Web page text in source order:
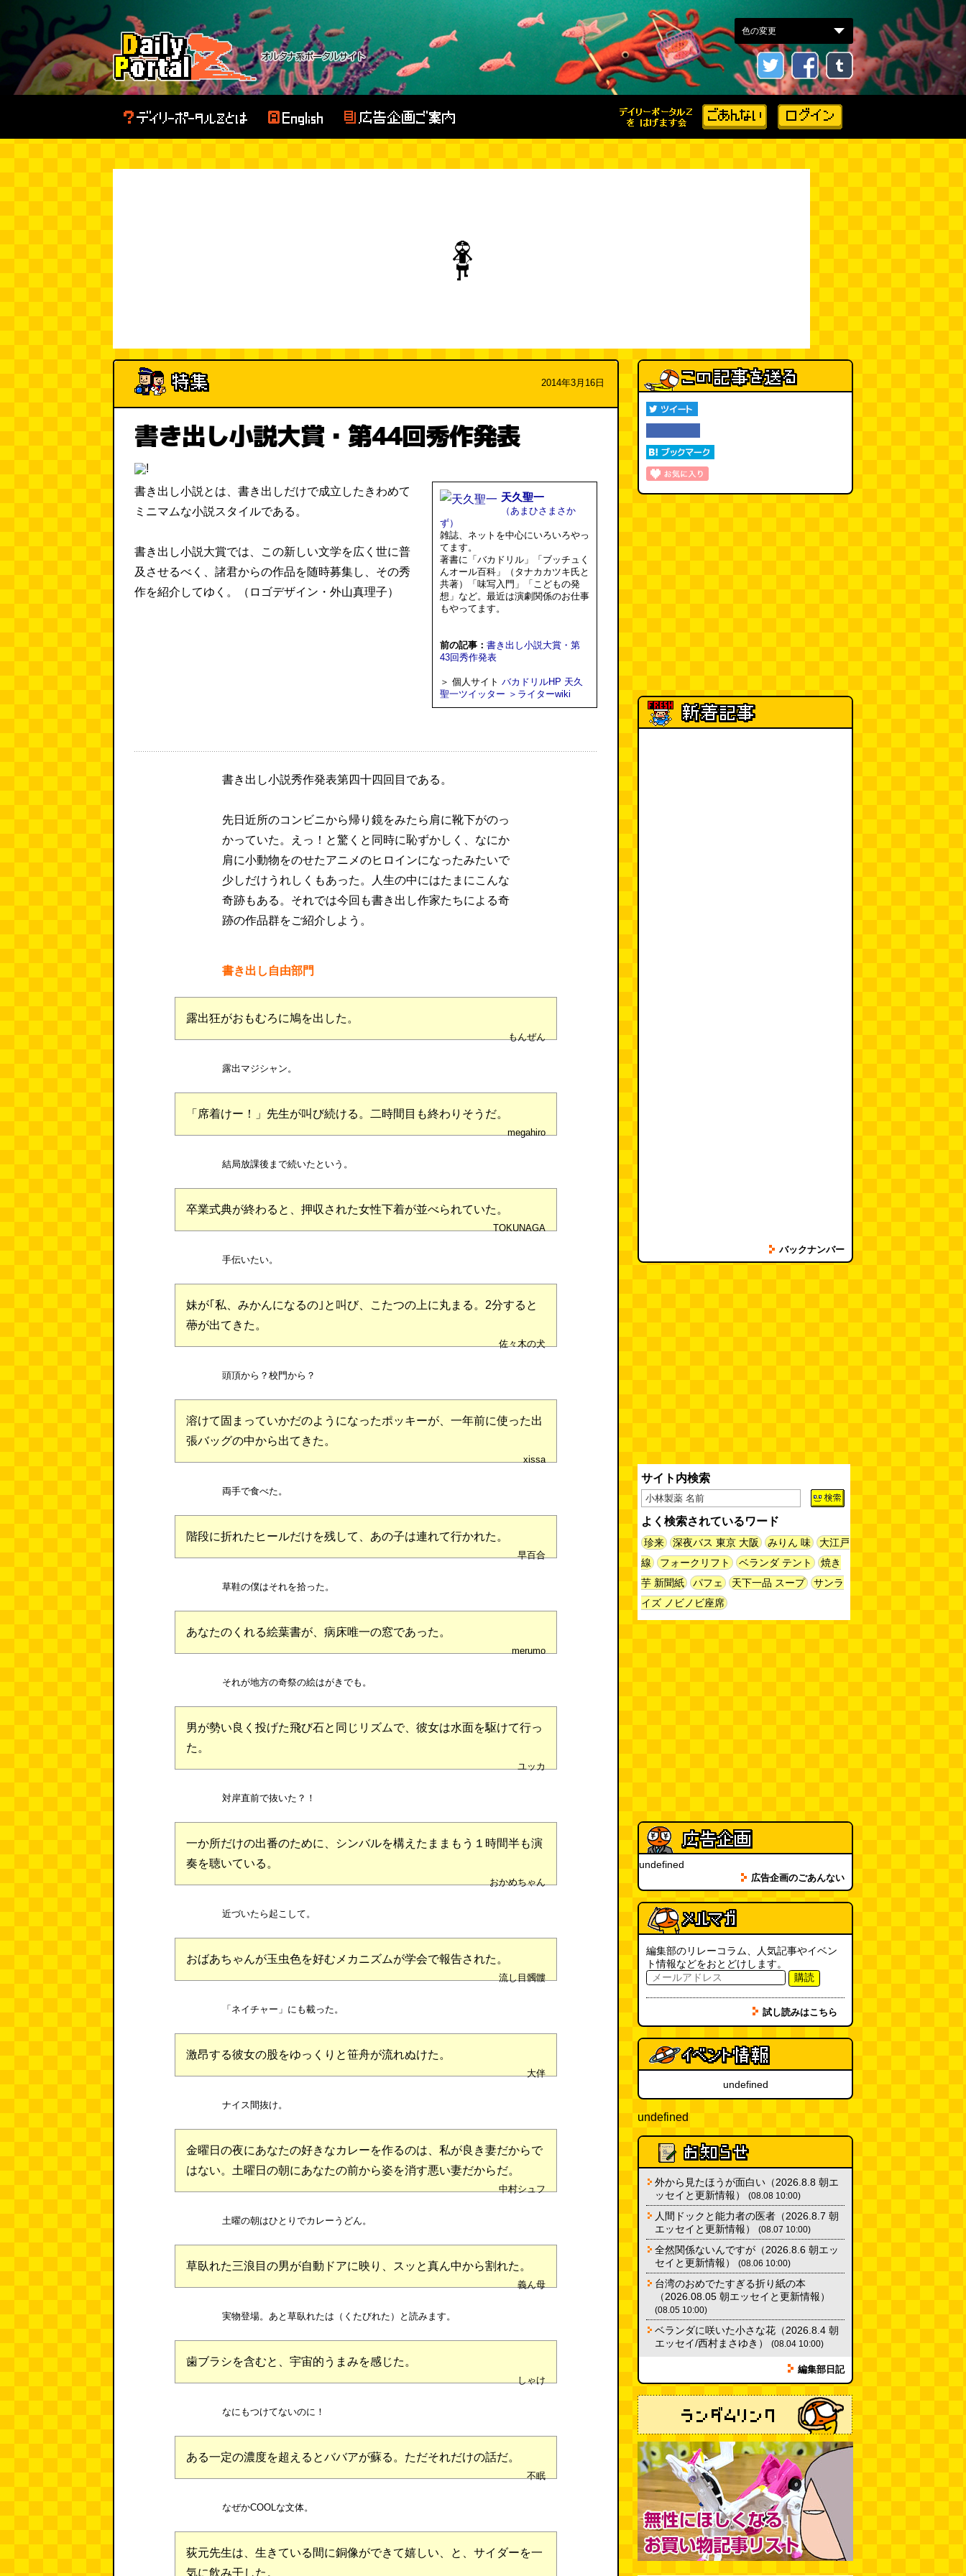
2014年3月16日
書き出し小説大賞・第44回秀作発表
書き出し小説とは、書き出しだけで成立したきわめて
ミニマムな小説スタイルである。
書き出し小説大賞では、この新しい文学を広く世に普
及させるべく、諸君からの作品を随時募集し、その秀
作を紹介してゆく。（ロゴデザイン・外山真理子）
天久聖一
（あまひさまさか
ず）
雑誌、ネットを中心にいろいろやっ
てます。
著書に「バカドリル」「ブッチュく
んオール百科」（タナカカツキ氏と
共著）「味写入門」「こどもの発
想」など。最近は演劇関係のお仕事
もやってます。
前の記事： 書き出し小説大賞・第
43回秀作発表
＞ 個人サイト バカドリルHP 天久
聖一ツイッター ＞ライターwiki
書き出し小説秀作発表第四十四回目である。
先日近所のコンビニから帰り鏡をみたら肩に靴下がのっ
かっていた。えっ！と驚くと同時に恥ずかしく、なにか
肩に小動物をのせたアニメのヒロインになったみたいで
少しだけうれしくもあった。人生の中にはたまにこんな
奇跡もある。それでは今回も書き出し作家たちによる奇
跡の作品群をご紹介しよう。
書き出し自由部門
露出狂がおもむろに鳩を出した。
もんぜん
露出マジシャン。
「席着けー！」先生が叫び続ける。二時間目も終わりそうだ。
megahiro
結局放課後まで続いたという。
卒業式典が終わると、押収された女性下着が並べられていた。
TOKUNAGA
手伝いたい。
妹が｢私、みかんになるの｣と叫び、こたつの上に丸まる。2分すると
蔕が出てきた。
佐々木の犬
頭頂から？校門から？
溶けて固まっていかだのようになったポッキーが、一年前に使った出
張バッグの中から出てきた。
xissa
両手で食べた。
階段に折れたヒールだけを残して、あの子は連れて行かれた。
早百合
草鞋の僕はそれを拾った。
あなたのくれる絵葉書が、病床唯一の窓であった。
merumo
それが地方の奇祭の絵はがきでも。
男が勢い良く投げた飛び石と同じリズムで、彼女は水面を駆けて行っ
た。
ユッカ
対岸直前で抜いた？！
一か所だけの出番のために、シンバルを構えたままもう１時間半も演
奏を聴いている。
おかめちゃん
近づいたら起こして。
おばあちゃんが玉虫色を好むメカニズムが学会で報告された。
流し目髑髏
「ネイチャー」にも載った。
激昂する彼女の股をゆっくりと笹舟が流れぬけた。
大伴
ナイス間抜け。
金曜日の夜にあなたの好きなカレーを作るのは、私が良き妻だからで
はない。土曜日の朝にあなたの前から姿を消す悪い妻だからだ。
中村シュフ
土曜の朝はひとりでカレーうどん。
草臥れた三浪目の男が自動ドアに映り、スッと真ん中から割れた。
義ん母
実物登場。あと草臥れたは（くたびれた）と読みます。
歯ブラシを含むと、宇宙的うまみを感じた。
しゃけ
なにもつけてないのに！
ある一定の濃度を超えるとババアが蘇る。ただそれだけの話だ。
不眠
なぜかCOOLな文体。
荻元先生は、生きている間に銅像ができて嬉しい、と、サイダーを一
気に飲み干した。
バックナンバー
サイト内検索
よく検索されているワード
珍来 深夜バス 東京 大阪 みりん 味
大江戸
線
フォークリフト ベランダ テント
焼き
芋 新聞紙
パフェ 天下一品 スープ
サンラ
イズ ノビノビ座席
undefined
広告企画のごあんない
編集部のリレーコラム、人気記事やイベン
ト情報などをおとどけします。
購読
試し読みはこちら
undefined
undefined
外から見たほうが面白い（2026.8.8 朝エ
ッセイと更新情報）
(08.08 10:00)
人間ドックと能力者の医者（2026.8.7 朝
エッセイと更新情報）
(08.07 10:00)
全然関係ないんですが（2026.8.6 朝エッ
セイと更新情報）
(08.06 10:00)
台湾のおめでたすぎる折り紙の本
（2026.08.05 朝エッセイと更新情報）
(08.05 10:00)
ベランダに咲いた小さな花（2026.8.4 朝
エッセイ/西村まさゆき）
(08.04 10:00)
編集部日記